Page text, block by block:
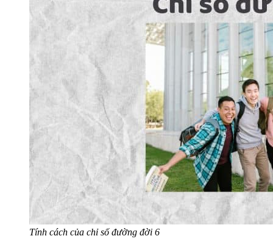
Tính cách của chỉ số đường đời 6